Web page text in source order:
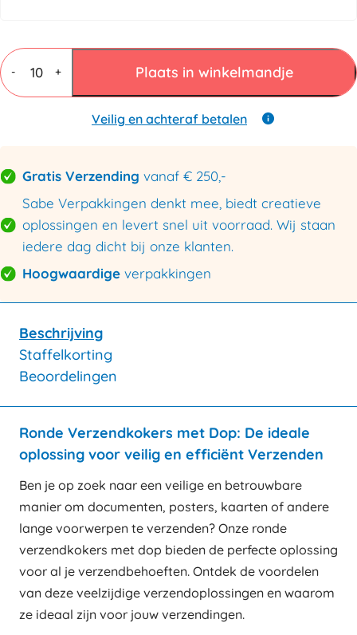
-
Ronde
verzendkokers
730x80mm
aantal
+ Plaats in winkelmandje
Veilig en achteraf betalen
Gratis Verzending vanaf € 250,-
Sabe Verpakkingen denkt mee, biedt creatieve
oplossingen en levert snel uit voorraad. Wij staan
iedere dag dicht bij onze klanten.
Hoogwaardige verpakkingen
Beschrijving
Staffelkorting
Beoordelingen
Ronde Verzendkokers met Dop: De ideale
oplossing voor veilig en efficiënt Verzenden
Ben je op zoek naar een veilige en betrouwbare
manier om documenten, posters, kaarten of andere
lange voorwerpen te verzenden? Onze ronde
verzendkokers met dop bieden de perfecte oplossing
voor al je verzendbehoeften. Ontdek de voordelen
van deze veelzijdige verzendoplossingen en waarom
ze ideaal zijn voor jouw verzendingen.